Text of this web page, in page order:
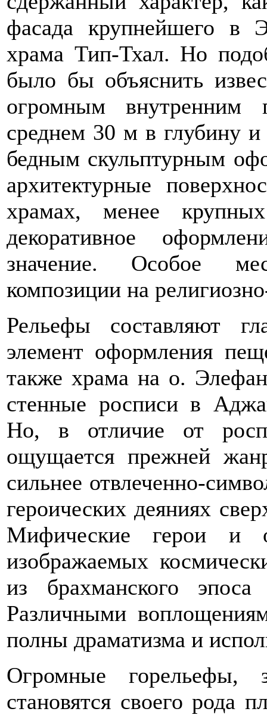
фасада крупнейшего в
храма Тип-Тхал. Но
было бы объяснить
огромным внутренним
среднем 30 м в глубину
бедным скульптурным
архитектурные
храмах, менее
декоративное
значение. Особое
композиции на
Рельефы составляют
элемент оформления
также храма на о.
стенные росписи в
Но, в отличие от
ощущается прежней
сильнее отвлеченно-
героических деяниях
Мифические герои и
изображаемых
из брахманского
Различными
полны драматизма и
Огромные горельефы,
становятся своего рода